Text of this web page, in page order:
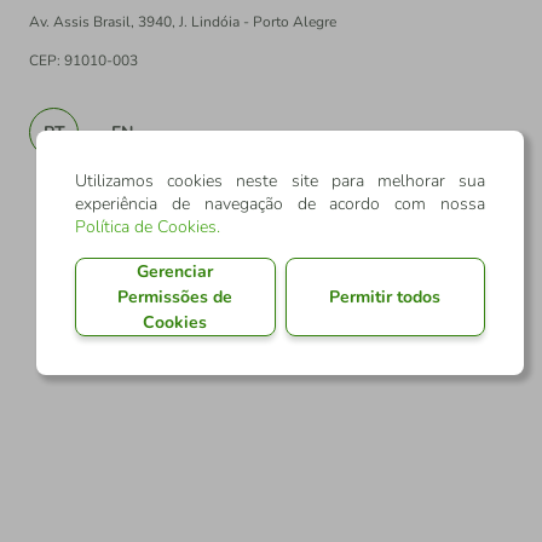
Av. Assis Brasil, 3940, J. Lindóia - Porto Alegre
CEP: 91010-003
PT EN
Utilizamos cookies neste site para melhorar sua
experiência de navegação de acordo com nossa
Política de Cookies.
Gerenciar
Permissões de
Cookies
Permitir todos